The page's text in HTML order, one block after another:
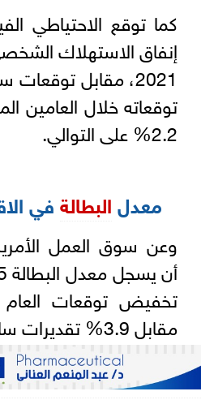
كما توقع الاحتياطي
2.2% على التوالي.
معدلالبطالةفي
وعن سوق العمل
مقابل 3.9% تقديرات سابقة.